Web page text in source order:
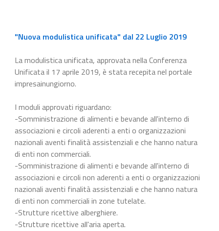
"Nuova modulistica unificata" dal 22 Luglio 2019
La modulistica unificata, approvata nella Conferenza
Unificata il 17 aprile 2019, è stata recepita nel portale
impresainungiorno.
I moduli approvati riguardano:
-Somministrazione di alimenti e bevande all'interno di
associazioni e circoli aderenti a enti o organizzazioni
nazionali aventi finalità assistenziali e che hanno natura
di enti non commerciali.
-Somministrazione di alimenti e bevande all'interno di
associazioni e circoli non aderenti a enti o organizzazioni
nazionali aventi finalità assistenziali e che hanno natura
di enti non commerciali in zone tutelate.
-Strutture ricettive alberghiere.
-Strutture ricettive all'aria aperta.